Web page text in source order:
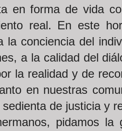
en forma de vida
real. En este
la conciencia del
a la calidad del
la realidad y de
en nuestras
de justicia y
pidamos